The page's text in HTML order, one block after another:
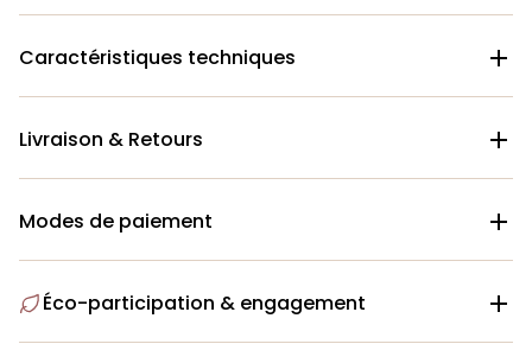
Caractéristiques techniques 
Livraison & Retours 
Modes de paiement 
Éco-participation & engagement 